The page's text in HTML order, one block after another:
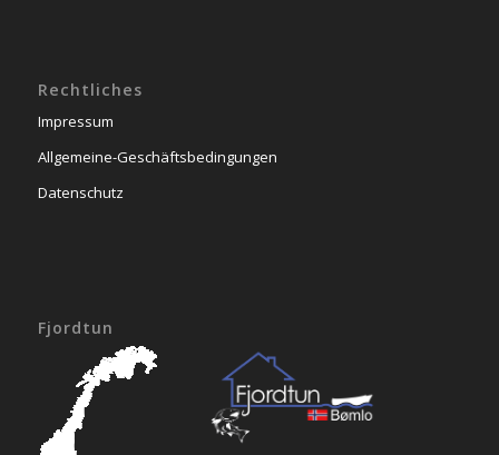
Rechtliches
Impressum
Allgemeine-Geschäftsbedingungen
Datenschutz
Fjordtun